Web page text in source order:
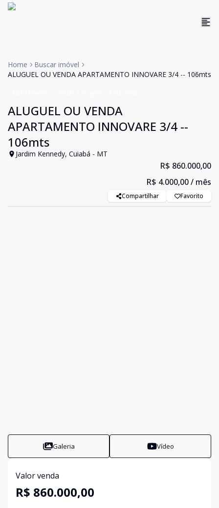
Home
Buscar imóvel
ALUGUEL OU VENDA APARTAMENTO INNOVARE 3/4 -- 106mts
ALUGUEL OU VENDA
APARTAMENTO INNOVARE 3/4 --
106mts
Jardim Kennedy, Cuiabá - MT
R$ 860.000,00
R$ 4.000,00/ mês
Compartilhar Favorito
Galeria Vídeo
Valor venda
R$ 860.000,00